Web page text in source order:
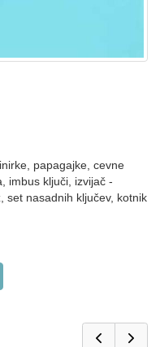
papagajke, cevne
imbus ključi, izvijač -
set nasadnih ključev, kotnik